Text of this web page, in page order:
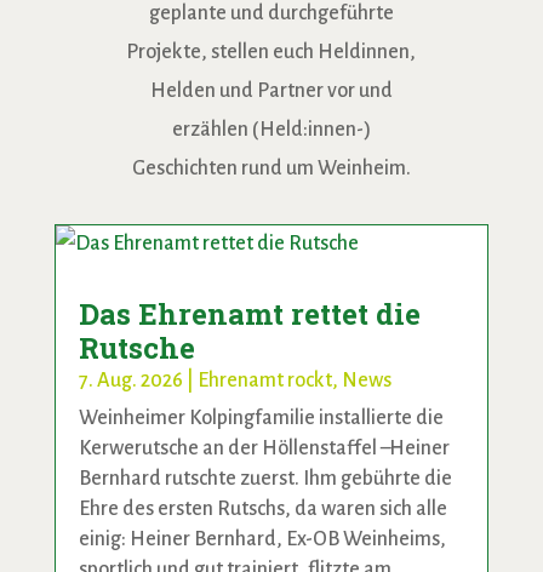
geplante und durchgeführte
Projekte, stellen euch Heldinnen,
Helden und Partner vor und
erzählen (Held:innen-)
Geschichten rund um Weinheim.
Das Ehrenamt rettet die
Rutsche
7. Aug. 2026 Ehrenamt rockt, News
Weinheimer Kolpingfamilie installierte die
Kerwerutsche an der Höllenstaffel –Heiner
Bernhard rutschte zuerst. Ihm gebührte die
Ehre des ersten Rutschs, da waren sich alle
einig: Heiner Bernhard, Ex-OB Weinheims,